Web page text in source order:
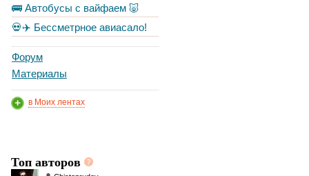
🚌 Автобусы с вайфаем 🐷
💀✈️ Бессметрное авиасало!
Форум
Материалы
в Моих лентах
Топ авторов